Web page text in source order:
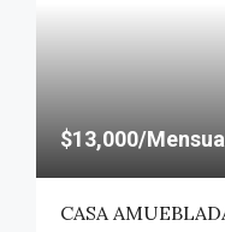
$13,000/Mensual